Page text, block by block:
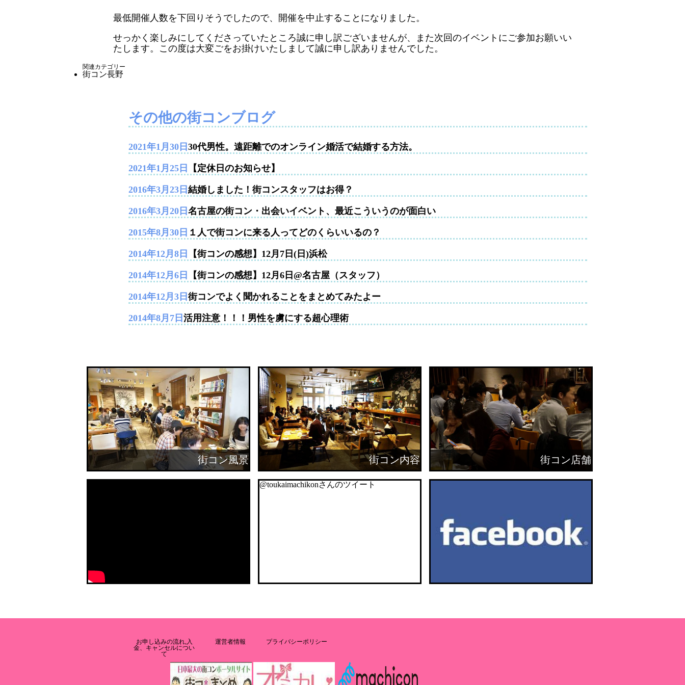
最低開催人数を下回りそうでしたので、開催を中止することになりました。
せっかく楽しみにしてくださっていたところ誠に申し訳ございませんが、また次回のイベントにご参加お願いい
たします。この度は大変ごをお掛けいたしまして誠に申し訳ありませんでした。
関連カテゴリー
街コン長野
その他の街コンブログ
2021年1月30日 30代男性。遠距離でのオンライン婚活で結婚する方法。
2021年1月25日 【定休日のお知らせ】
2016年3月23日 結婚しました！街コンスタッフはお得？
2016年3月20日 名古屋の街コン・出会いイベント、最近こういうのが面白い
2015年8月30日 １人で街コンに来る人ってどのくらいいるの？
2014年12月8日 【街コンの感想】12月7日(日)浜松
2014年12月6日 【街コンの感想】12月6日@名古屋（スタッフ）
2014年12月3日 街コンでよく聞かれることをまとめてみたよー
2014年8月7日 活用注意！！！男性を虜にする超心理術
街コン風景 街コン内容 街コン店舗
@toukaimachikonさんのツイート
お申し込みの流れ,入
金、キャンセルについ
て
運営者情報 プライバシーポリシー